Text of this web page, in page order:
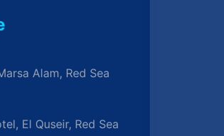
Alam, Red Sea
El Quseir, Red Sea